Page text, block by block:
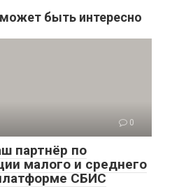
быть интересно
0
партнёр по
малого и среднего
СБИС